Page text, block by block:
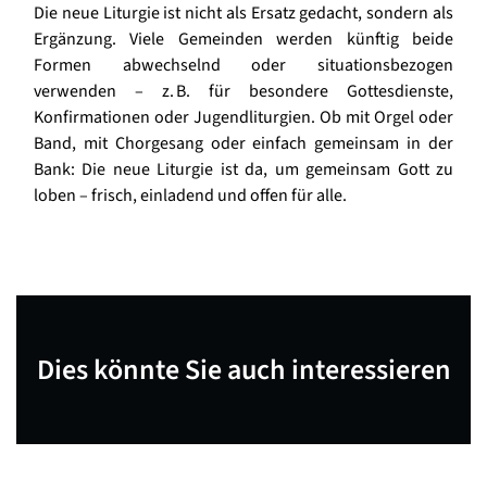
Die neue Liturgie ist nicht als Ersatz gedacht, sondern als
Ergänzung. Viele Gemeinden werden künftig beide
Formen abwechselnd oder situationsbezogen
verwenden – z. B. für besondere Gottesdienste,
Konfirmationen oder Jugendliturgien. Ob mit Orgel oder
Band, mit Chorgesang oder einfach gemeinsam in der
Bank: Die neue Liturgie ist da, um gemeinsam Gott zu
loben – frisch, einladend und offen für alle.
Dies könnte Sie auch interessieren